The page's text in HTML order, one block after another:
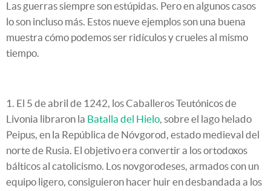
Las guerras siempre son estúpidas. Pero en algunos casos
lo son incluso más. Estos nueve ejemplos son una buena
muestra cómo podemos ser ridículos y crueles al mismo
tiempo.
1. El 5 de abril de 1242, los Caballeros Teutónicos de
Livonia libraron la Batalla del Hielo, sobre el lago helado
Peipus, en la República de Nóvgorod, estado medieval del
norte de Rusia. El objetivo era convertir a los ortodoxos
bálticos al catolicismo. Los novgorodeses, armados con un
equipo ligero, consiguieron hacer huir en desbandada a los